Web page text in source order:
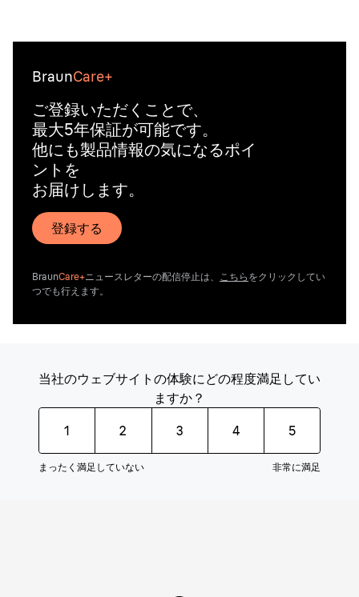
BraunCare+
ご登録いただくことで、
最大5年保証が可能です。
他にも製品情報の気になるポイ
ントを
お届けします。
登録する
BraunCare+ニュースレターの配信停止は、 こちら をクリックしてい
つでも行えます。
当社のウェブサイトの体験にどの程度満足してい
ますか？
1 2 3 4 5
まったく満足していない 非常に満足